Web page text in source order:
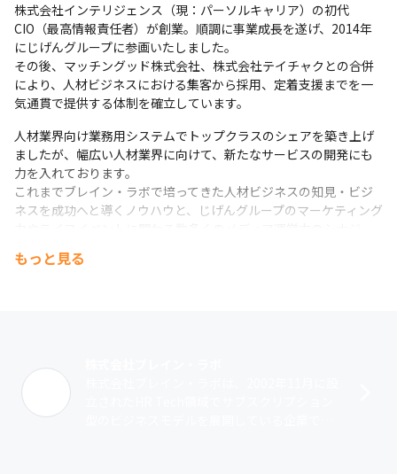
株式会社インテリジェンス（現：パーソルキャリア）の初代
CIO（最高情報責任者）が創業。順調に事業成長を遂げ、2014年
にじげんグループに参画いたしました。
その後、マッチングッド株式会社、株式会社テイチャクとの合併
により、人材ビジネスにおける集客から採用、定着支援までを一
気通貫で提供する体制を確立しています。
人材業界向け業務用システムでトップクラスのシェアを築き上げ
ましたが、幅広い人材業界に向けて、新たなサービスの開発にも
力を入れております。
これまでブレイン・ラボで培ってきた人材ビジネスの知見・ビジ
ネスを成功へと導くノウハウと、じげんグループのマーケティング
ーワードに事業を加速させていきます。
もっと見る